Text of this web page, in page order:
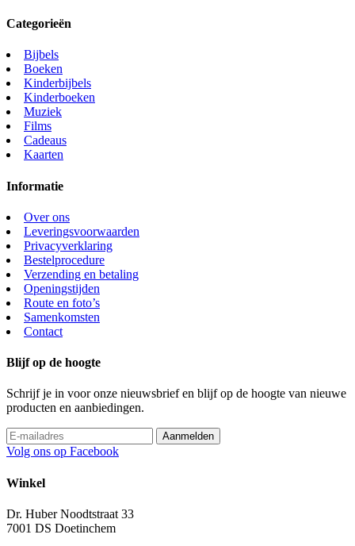
Categorieën
Bijbels
Boeken
Kinderbijbels
Kinderboeken
Muziek
Films
Cadeaus
Kaarten
Informatie
Over ons
Leveringsvoorwaarden
Privacyverklaring
Bestelprocedure
Verzending en betaling
Openingstijden
Route en foto’s
Samenkomsten
Contact
Blijf op de hoogte
Schrijf je in voor onze nieuwsbrief en blijf op de hoogte van nieuwe
producten en aanbiedingen.
Volg ons op Facebook
Winkel
Dr. Huber Noodtstraat 33
7001 DS Doetinchem